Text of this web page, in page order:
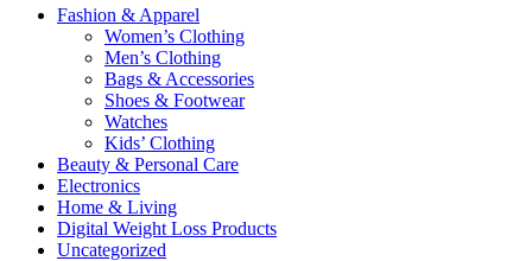
Fashion & Apparel
Women’s Clothing
Men’s Clothing
Bags & Accessories
Shoes & Footwear
Watches
Kids’ Clothing
Beauty & Personal Care
Electronics
Home & Living
Digital Weight Loss Products
Uncategorized